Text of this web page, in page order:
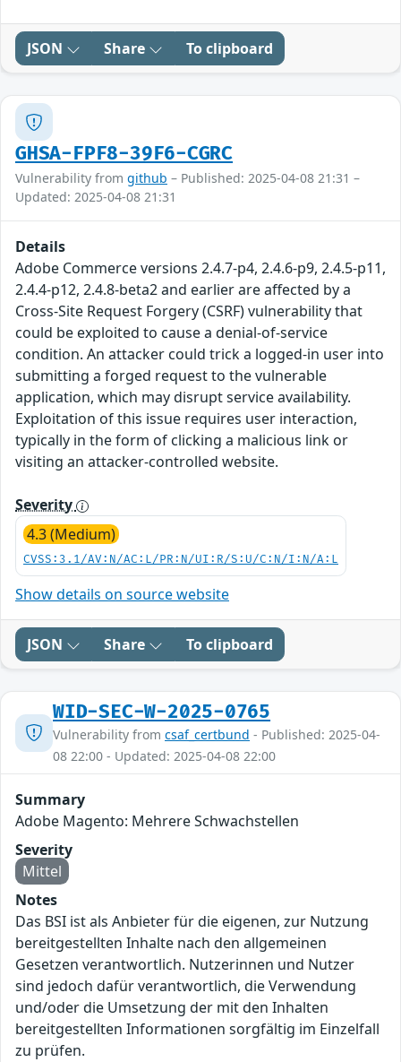
JSON Share To clipboard
GHSA-FPF8-39F6-CGRC
Vulnerability from github – Published: 2025-04-08 21:31 –
Updated: 2025-04-08 21:31
Details
Adobe Commerce versions 2.4.7-p4, 2.4.6-p9, 2.4.5-p11,
2.4.4-p12, 2.4.8-beta2 and earlier are affected by a
Cross-Site Request Forgery (CSRF) vulnerability that
could be exploited to cause a denial-of-service
condition. An attacker could trick a logged-in user into
submitting a forged request to the vulnerable
application, which may disrupt service availability.
Exploitation of this issue requires user interaction,
typically in the form of clicking a malicious link or
visiting an attacker-controlled website.
Severity
4.3 (Medium)
CVSS:3.1/AV:N/AC:L/PR:N/UI:R/S:U/C:N/I:N/A:L
Show details on source website
JSON Share To clipboard
WID-SEC-W-2025-0765
Vulnerability from csaf_certbund - Published: 2025-04-
08 22:00 - Updated: 2025-04-08 22:00
Summary
Adobe Magento: Mehrere Schwachstellen
Severity
Mittel
Notes
Das BSI ist als Anbieter für die eigenen, zur Nutzung
bereitgestellten Inhalte nach den allgemeinen
Gesetzen verantwortlich. Nutzerinnen und Nutzer
sind jedoch dafür verantwortlich, die Verwendung
und/oder die Umsetzung der mit den Inhalten
bereitgestellten Informationen sorgfältig im Einzelfall
zu prüfen.